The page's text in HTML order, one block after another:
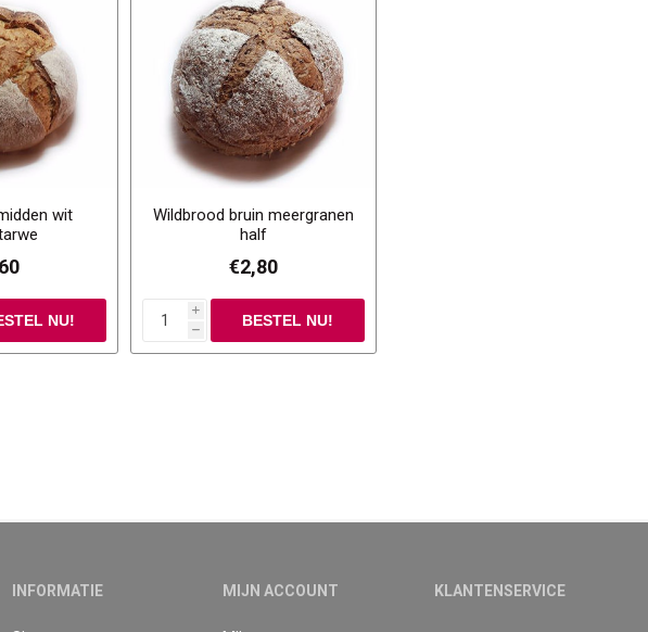
wit
Wildbrood bruin meergranen
half
€2,80
i
h
INFORMATIE MIJN ACCOUNT KLANTENSERVICE